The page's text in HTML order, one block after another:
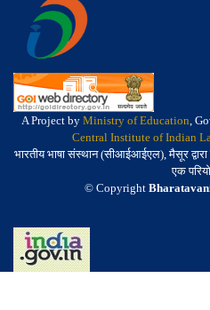
A Project by Ministry of Education,
Central Institute of Indian
भारतीय भाषा संस्थान (सीआईआईएल), मैसूर द्वारा
एक
© Copyright